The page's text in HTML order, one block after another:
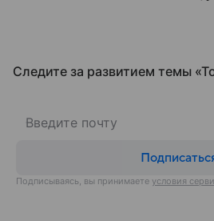
Следите за развитием темы
Подписываясь, вы принимаете условия